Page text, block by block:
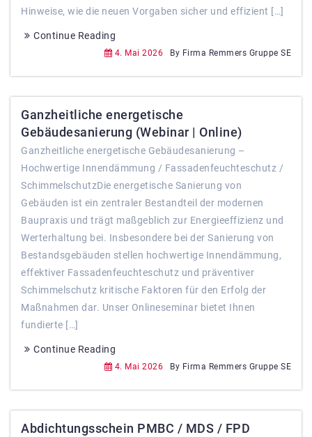
Hinweise, wie die neuen Vorgaben sicher und effizient […]
Continue Reading
4. Mai 2026 By Firma Remmers Gruppe SE
Ganzheitliche energetische
Gebäudesanierung (Webinar | Online)
Ganzheitliche energetische Gebäudesanierung –
Hochwertige Innendämmung / Fassadenfeuchteschutz /
SchimmelschutzDie energetische Sanierung von
Gebäuden ist ein zentraler Bestandteil der modernen
Baupraxis und trägt maßgeblich zur Energieeffizienz und
Werterhaltung bei. Insbesondere bei der Sanierung von
Bestandsgebäuden stellen hochwertige Innendämmung,
effektiver Fassadenfeuchteschutz und präventiver
Schimmelschutz kritische Faktoren für den Erfolg der
Maßnahmen dar. Unser Onlineseminar bietet Ihnen
fundierte […]
Continue Reading
4. Mai 2026 By Firma Remmers Gruppe SE
Abdichtungsschein PMBC / MDS / FPD